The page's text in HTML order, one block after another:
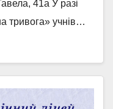
41а У разі
тривога» учнів…